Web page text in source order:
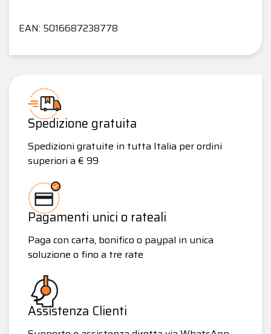
EAN: 5016687238778
Spedizione gratuita
Spedizioni gratuite in tutta Italia per ordini
superiori a € 99
Pagamenti unici o rateali
Paga con carta, bonifico o paypal in unica
soluzione o fino a tre rate
Assistenza Clienti